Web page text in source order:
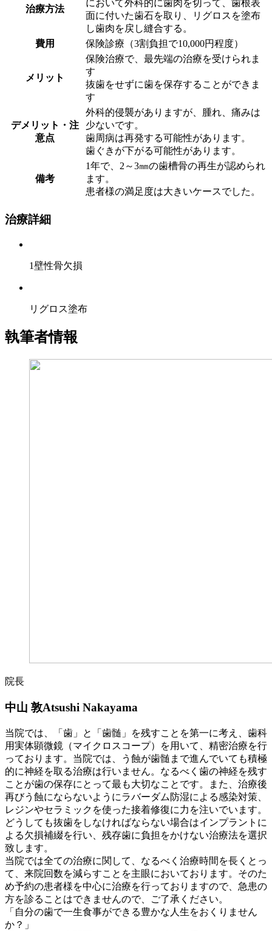
治療方法
において外科的に歯肉を切って、歯根表
面に付いた歯石を取り、リグロスを塗布
し歯肉を戻し縫合する。
費用
保険診療（3割負担で10,000円程度）
メリット
保険治療で、最先端の治療を受けられま
す
抜歯をせずに歯を保存することができま
す
デメリット・注
意点
外科的侵襲がありますが、腫れ、痛みは
少ないです。
歯周病は再発する可能性があります。
歯ぐきが下がる可能性があります。
備考
1年で、2～3㎜の歯槽骨の再生が認められ
ます。
患者様の満足度は大きいケースでした。
治療詳細
1壁性骨欠損
リグロス塗布
執筆者情報
院長
中山 敦Atsushi Nakayama
当院では、「歯」と「歯髄」を残すことを第一に考え、歯科
用実体顕微鏡（マイクロスコープ）を用いて、精密治療を行
っております。当院では、う蝕が歯髄まで進んでいても積極
的に神経を取る治療は行いません。なるべく歯の神経を残す
ことが歯の保存にとって最も大切なことです。また、治療後
再びう蝕にならないようにラバーダム防湿による感染対策、
レジンやセラミックを使った接着修復に力を注いでいます。
どうしても抜歯をしなければならない場合はインプラントに
よる欠損補綴を行い、残存歯に負担をかけない治療法を選択
致します。
当院では全ての治療に関して、なるべく治療時間を長くとっ
て、来院回数を減らすことを主眼においております。そのた
め予約の患者様を中心に治療を行っておりますので、急患の
方を診ることはできませんので、ご了承ください。
「自分の歯で一生食事ができる豊かな人生をおくりません
か？」